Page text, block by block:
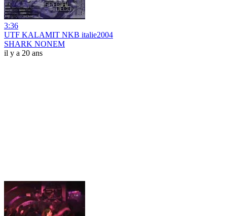
3:36
UTF KALAMIT NKB italie2004
SHARK NONEM
il y a 20 ans